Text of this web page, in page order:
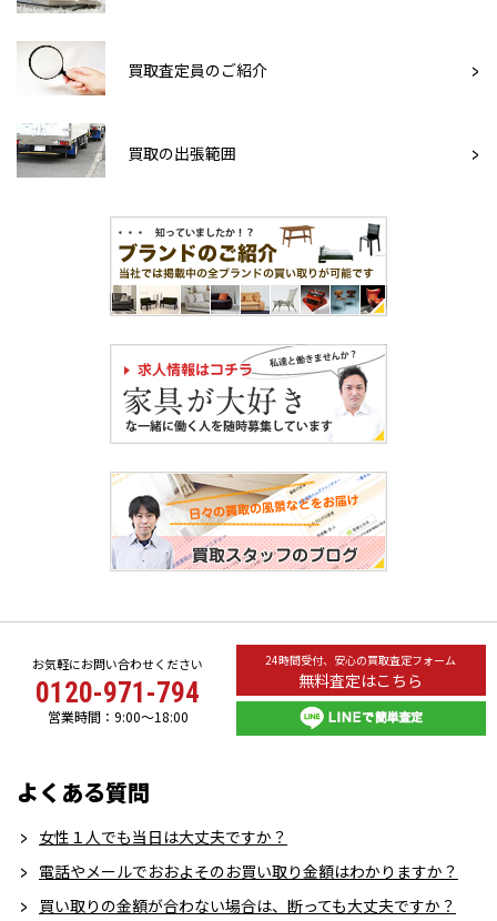
買取査定員のご紹介
買取の出張範囲
お気軽にお問い合わせください
0120-971-794
営業時間：9:00～18:00
24時間受付、安心の買取査定フォーム
無料査定はこちら
よくある質問
女性１人でも当日は大丈夫ですか？
電話やメールでおおよそのお買い取り金額はわかりますか？
買い取りの金額が合わない場合は、断っても大丈夫ですか？